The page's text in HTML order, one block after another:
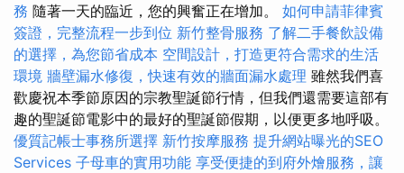
務 隨著一天的臨近，您的興奮正在增加。 如何申請菲律賓
簽證，完整流程一步到位 新竹整骨服務 了解二手餐飲設備
的選擇，為您節省成本 空間設計，打造更符合需求的生活
環境 牆壁漏水修復，快速有效的牆面漏水處理 雖然我們喜
歡慶祝本季節原因的宗教聖誕節行情，但我們還需要這部有
趣的聖誕節電影中的最好的聖誕節假期，以便更多地呼吸。
優質記帳士事務所選擇 新竹按摩服務 提升網站曝光的SEO
Services 子母車的實用功能 享受便捷的到府外燴服務，讓